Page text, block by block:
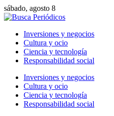
sábado, agosto 8
Inversiones y negocios
Cultura y ocio
Ciencia y tecnología
Responsabilidad social
Inversiones y negocios
Cultura y ocio
Ciencia y tecnología
Responsabilidad social